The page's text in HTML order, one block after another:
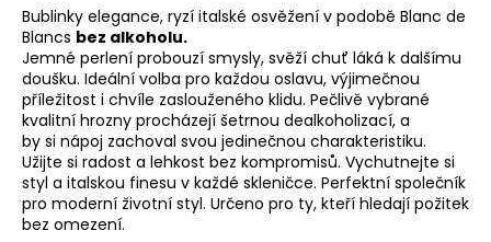
5
hvězdiček.
Bublinky elegance, ryzí italské osvěžení v podobě Blanc de
Blancs bez alkoholu.
Jemné perlení probouzí smysly, svěží chuť láká k dalšímu
doušku. Ideální volba pro každou oslavu, výjimečnou
příležitost i chvíle zaslouženého klidu. Pečlivě vybrané
kvalitní hrozny procházejí šetrnou dealkoholizací, a
by si nápoj zachoval svou jedinečnou charakteristiku.
Užijte si radost a lehkost bez kompromisů. Vychutnejte si
styl a italskou finesu v každé skleničce. Perfektní společník
pro moderní životní styl. Určeno pro ty, kteří hledají požitek
bez omezení.
HLEDAT
D
o
p